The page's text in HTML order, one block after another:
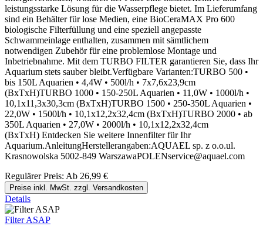
leistungsstarke Lösung für die Wasserpflege bietet. Im Lieferumfang
sind ein Behälter für lose Medien, eine BioCeraMAX Pro 600
biologische Filterfüllung und eine speziell angepasste
Schwammeinlage enthalten, zusammen mit sämtlichem
notwendigen Zubehör für eine problemlose Montage und
Inbetriebnahme. Mit dem TURBO FILTER garantieren Sie, dass Ihr
Aquarium stets sauber bleibt.Verfügbare Varianten:TURBO 500 •
bis 150L Aquarien • 4,4W • 500l/h • 7x7,6x23,9cm
(BxTxH)TURBO 1000 • 150-250L Aquarien • 11,0W • 1000l/h •
10,1x11,3x30,3cm (BxTxH)TURBO 1500 • 250-350L Aquarien •
22,0W • 1500l/h • 10,1x12,2x32,4cm (BxTxH)TURBO 2000 • ab
350L Aquarien • 27,0W • 2000l/h • 10,1x12,2x32,4cm
(BxTxH) Entdecken Sie weitere Innenfilter für Ihr
Aquarium.AnleitungHerstellerangaben:AQUAEL sp. z o.o.ul.
Krasnowolska 5002-849 WarszawaPOLENservice@aquael.com
Regulärer Preis: Ab 26,99 €
Preise inkl. MwSt. zzgl. Versandkosten
Details
Filter ASAP